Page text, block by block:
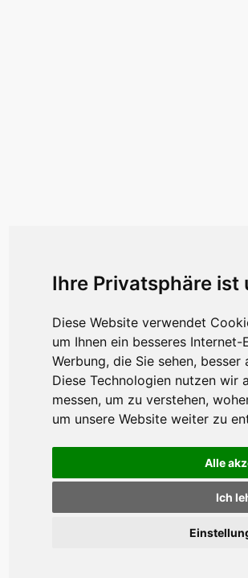
Ihre Privatsphäre ist
Diese Website verwendet
um Ihnen ein besseres
Werbung, die Sie sehen,
Diese Technologien nutzen wir
messen, um zu verstehen,
um unsere Website weiter zu
Alle
Ich